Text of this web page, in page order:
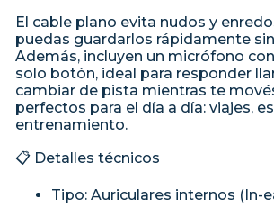
El cable plano evita nudos y
puedas guardarlos rápidamente
Además, incluyen un micrófono
solo botón, ideal para responder
cambiar de pista mientras te
perfectos para el día a día: viajes,
entrenamiento.
📋 Detalles técnicos
Tipo: Auriculares internos (In-